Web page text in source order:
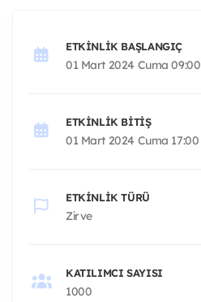
ETKINLIK BAŞLANGIÇ
01 Mart 2024 Cuma 09:00
ETKINLIK BITIŞ
01 Mart 2024 Cuma 17:00
ETKINLIK TÜRÜ
Zirve
KATILIMCI SAYISI
1000